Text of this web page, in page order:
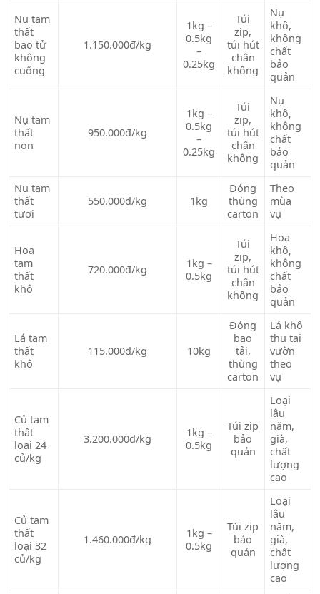
Nụ tam
thất
bao tử
không
cuống
1.150.000đ/kg
1kg –
0.5kg
–
0.25kg
Túi
zip,
túi hút
chân
không
Nụ
khô,
không
chất
bảo
quản
Nụ tam
thất
non
950.000đ/kg
1kg –
0.5kg
–
0.25kg
Túi
zip,
túi hút
chân
không
Nụ
khô,
không
chất
bảo
quản
Nụ tam
thất
tươi
550.000đ/kg 1kg
Đóng
thùng
carton
Theo
mùa
vụ
Hoa
tam
thất
khô
720.000đ/kg
1kg –
0.5kg
Túi
zip,
túi hút
chân
không
Hoa
khô,
không
chất
bảo
quản
Lá tam
thất
khô
115.000đ/kg 10kg
Đóng
bao
tải,
thùng
carton
Lá khô
thu tại
vườn
theo
vụ
Củ tam
thất
loại 24
củ/kg
3.200.000đ/kg
1kg –
0.5kg
Túi zip
bảo
quản
Loại
lâu
năm,
già,
chất
lượng
cao
Củ tam
thất
loại 32
củ/kg
1.460.000đ/kg
1kg –
0.5kg
Túi zip
bảo
quản
Loại
lâu
năm,
già,
chất
lượng
cao